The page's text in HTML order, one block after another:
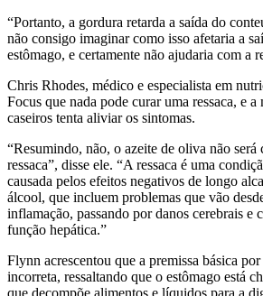
“Portanto, a gordura retarda a saída do
não consigo imaginar como isso afetaria a
estômago, e certamente não ajudaria com a
Chris Rhodes, médico e especialista em
Focus que nada pode curar uma ressaca, e
caseiros tenta aliviar os sintomas.
“Resumindo, não, o azeite de oliva não será
ressaca”, disse ele. “A ressaca é uma
causada pelos efeitos negativos de longo
álcool, que incluem problemas que vão
inflamação, passando por danos cerebrais e
função hepática.”
Flynn acrescentou que a premissa básica
incorreta, ressaltando que o estômago está
que decompõe alimentos e líquidos para a